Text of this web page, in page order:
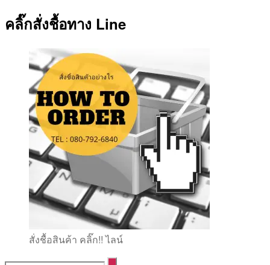
คลิ๊กสั่งชื้อทาง Line
สั่งชื้อสินค้า คลิ๊ก!! ไลน์